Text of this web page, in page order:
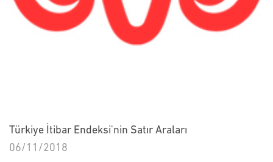
Türkiye İtibar Endeksi'nin Satır Araları
06/11/2018